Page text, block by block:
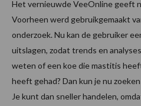
Het vernieuwde VeeOnline geeft
Voorheen werd gebruikgemaakt
onderzoek. Nu kan de gebruiker
uitslagen, zodat trends en
weten of een koe die mastitis
heeft gehad? Dan kun je nu
Je kunt dan sneller handelen,